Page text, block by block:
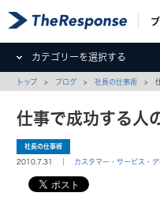
カテゴリーを選択する
トップ > ブログ >社長の仕事術 > 仕
仕事で成功する人
社長の仕事術
2010.7.31 ｜ カスタマー・サービス・